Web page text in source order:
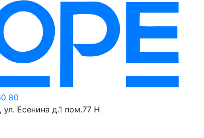
80
Есенина д.1 пом.77 Н